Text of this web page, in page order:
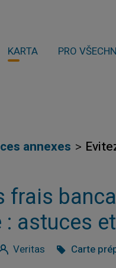
KARTA PRO
annexes
frais
: astuces
Veritas Carte